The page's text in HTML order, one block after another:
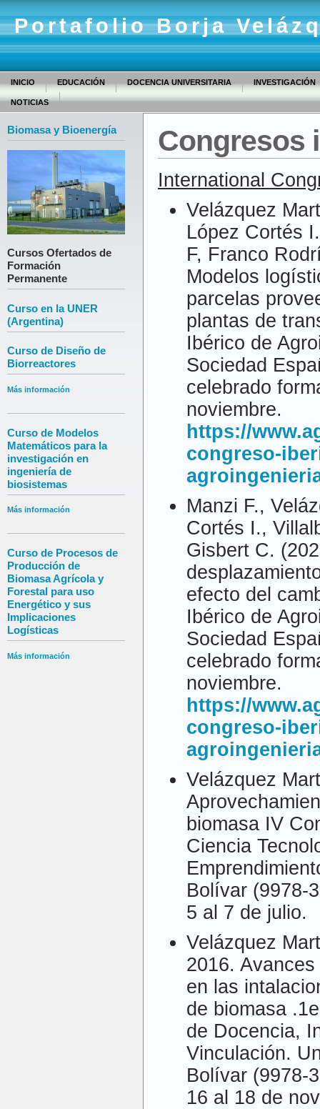
Portafolio Borja
INICIO EDUCACIÓN DOCENCIA UNIVERSITARIA INVESTIGACIÓN
NOTICIAS
Biomasa y Bioenergía
Cursos Ofertados de
Formación
Permanente
Curso en la UNER
(Argentina)
Curso de Diseño de
Biorreactores
Más información
Curso de Modelos
Matemáticos para la
investigación en
ingeniería de
biosistemas
Más información
Curso de Procesos de
Producción de
Biomasa Agrícola y
Forestal para uso
Energético y sus
Implicaciones
Logísticas
Más información
Congresos
International
Velázquez
López Cortés
F, Franco
Modelos
parcelas
plantas de
Ibérico de
Sociedad
celebrado
noviembre.
https://
congreso-
Manzi F.,
Cortés I.,
Gisbert C.
efecto del
Ibérico de
Sociedad
celebrado
noviembre.
https://
congreso-
Velázquez
biomasa IV
Ciencia
Bolívar (9978-
5 al 7 de julio.
Velázquez
2016.
en las
de biomasa
de Docencia,
Vinculación.
Bolívar (9978-
16 al 18 de